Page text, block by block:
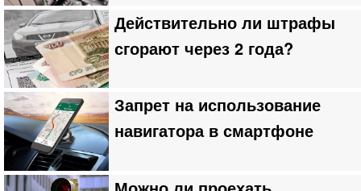
Действительно ли штрафы
сгорают через 2 года?
Запрет на использование
навигатора в смартфоне